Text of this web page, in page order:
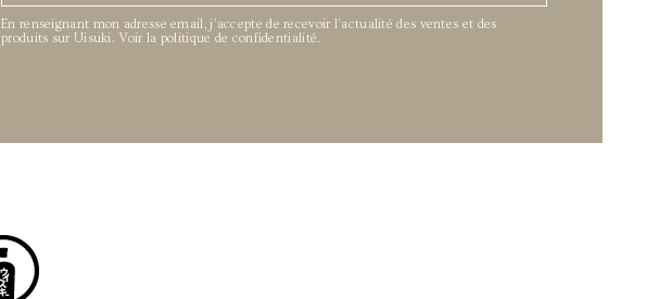
En renseignant mon adresse email, j’accepte de recevoir l’actualité des ventes et des
produits sur Uisuki. Voir la politique de confidentialité.